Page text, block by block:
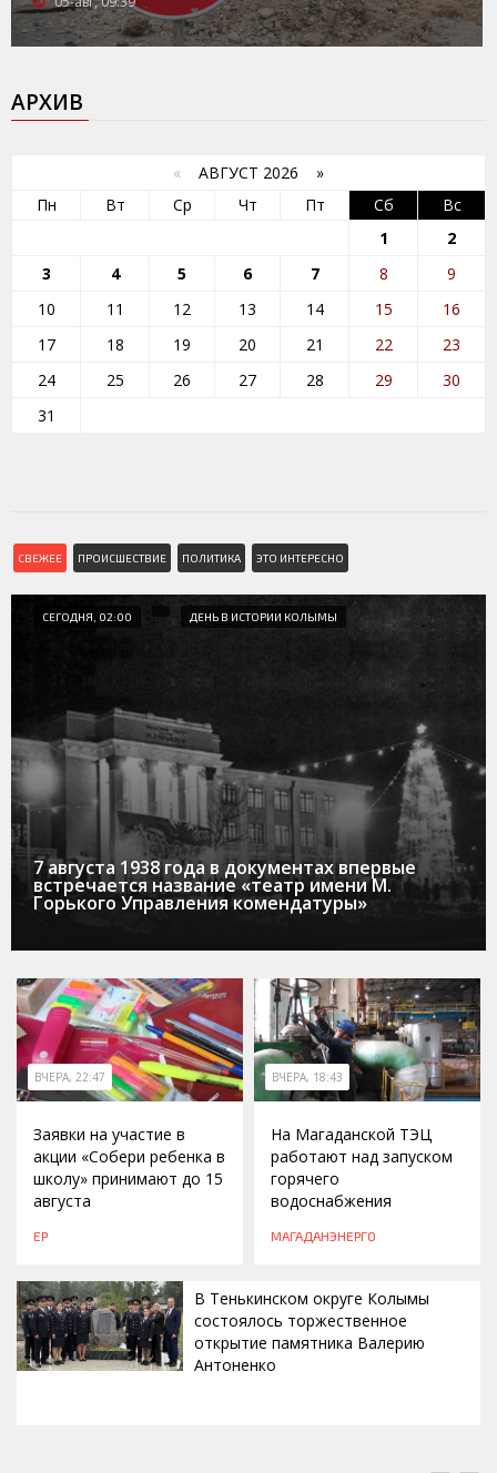
АРХИВ
« АВГУСТ 2026 »
Пн
Вт Ср Чт Пт Сб
Вс
1
2
3
4 5 6 7 8
9
10
11 12 13 14 15
16
17
18 19 20 21 22
23
24
25 26 27 28 29
30
31
СВЕЖЕЕ ПРОИСШЕСТВИЕ ПОЛИТИКА ЭТО ИНТЕРЕСНО
СЕГОДНЯ, 02:00 ДЕНЬ В ИСТОРИИ КОЛЫМЫ
7 августа 1938 года в документах впервые
встречается название «театр имени М.
Горького Управления комендатуры»
ВЧЕРА, 22:47
Заявки на участие в
акции «Собери ребенка в
школу» принимают до 15
августа
ЕР
ВЧЕРА, 18:43
На Магаданской ТЭЦ
работают над запуском
горячего
водоснабжения
МАГАДАНЭНЕРГО
В Тенькинском округе Колымы
состоялось торжественное
открытие памятника Валерию
Антоненко